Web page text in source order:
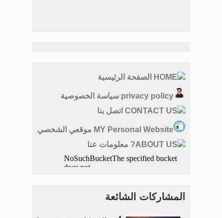
HOME الصفحة الرئيسية
privacy policy سياسة الخصوصية
CONTACT US اتصل بنا
MY Personal Website موقعي الشخصي
ABOUT US? معلومات عنا
المشاركات الشائعة